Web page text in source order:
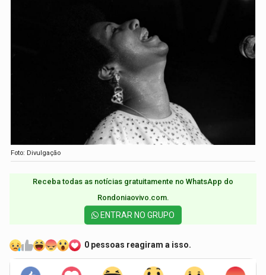
Foto: Divulgação
Receba todas as notícias gratuitamente no WhatsApp do
Rondoniaovivo.com.​
ENTRAR NO GRUPO
0 pessoas reagiram a isso.